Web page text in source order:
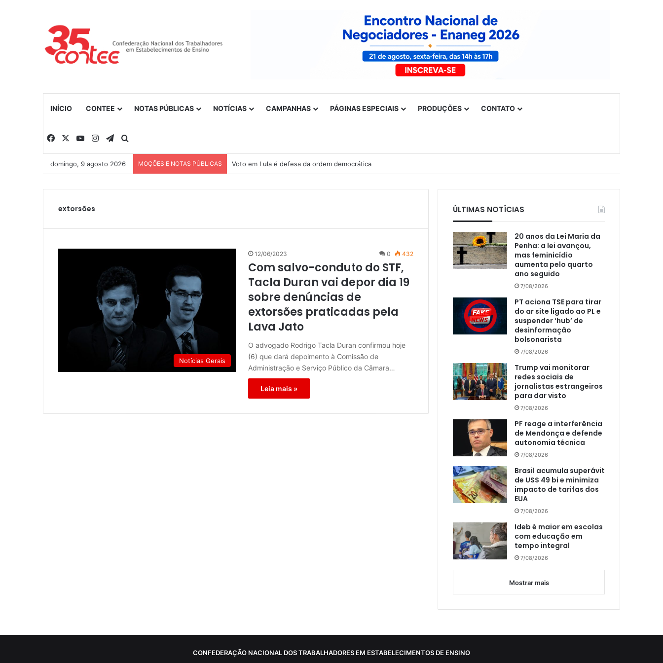
INÍCIO CONTEE NOTAS PÚBLICAS NOTÍCIAS CAMPANHAS PÁGINAS ESPECIAIS PRODUÇÕES CONTATO
Facebook YouTubeInstagramTelegram
domingo, 9 agosto 2026 MOÇÕES E NOTAS PÚBLICAS Voto em Lula é defesa da ordem democrática
extorsões
Notícias Gerais
12/06/2023 0 432
Com salvo-conduto do STF,
Tacla Duran vai depor dia 19
sobre denúncias de
extorsões praticadas pela
Lava Jato
O advogado Rodrigo Tacla Duran confirmou hoje
(6) que dará depoimento à Comissão de
Administração e Serviço Público da Câmara…
Leia mais »
ÚLTIMAS NOTÍCIAS
20 anos da Lei Maria da
Penha: a lei avançou,
mas feminicídio
aumenta pelo quarto
ano seguido
7/08/2026
PT aciona TSE para tirar
do ar site ligado ao PL e
suspender ‘hub’ de
desinformação
bolsonarista
7/08/2026
Trump vai monitorar
redes sociais de
jornalistas estrangeiros
para dar visto
7/08/2026
PF reage a interferência
de Mendonça e defende
autonomia técnica
7/08/2026
Brasil acumula superávit
de US$ 49 bi e minimiza
impacto de tarifas dos
EUA
7/08/2026
Ideb é maior em escolas
com educação em
tempo integral
7/08/2026
Mostrar mais
CONFEDERAÇÃO NACIONAL DOS TRABALHADORES EM ESTABELECIMENTOS DE ENSINO